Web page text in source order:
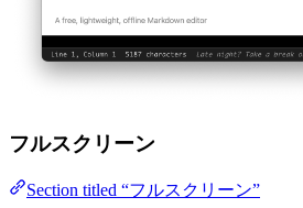
フルスクリーン
Section titled “フルスクリーン”